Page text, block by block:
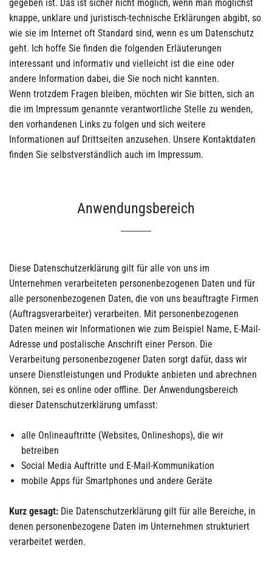
gegeben ist. Das ist sicher nicht möglich, wenn man möglichst
knappe, unklare und juristisch-technische Erklärungen abgibt, so
wie sie im Internet oft Standard sind, wenn es um Datenschutz
geht. Ich hoffe Sie finden die folgenden Erläuterungen
interessant und informativ und vielleicht ist die eine oder
andere Information dabei, die Sie noch nicht kannten.
Wenn trotzdem Fragen bleiben, möchten wir Sie bitten, sich an
die im Impressum genannte verantwortliche Stelle zu wenden,
den vorhandenen Links zu folgen und sich weitere
Informationen auf Drittseiten anzusehen. Unsere Kontaktdaten
finden Sie selbstverständlich auch im Impressum.
Anwendungsbereich
Diese Datenschutzerklärung gilt für alle von uns im
Unternehmen verarbeiteten personenbezogenen Daten und für
alle personenbezogenen Daten, die von uns beauftragte Firmen
(Auftragsverarbeiter) verarbeiten. Mit personenbezogenen
Daten meinen wir Informationen wie zum Beispiel Name, E-Mail-
Adresse und postalische Anschrift einer Person. Die
Verarbeitung personenbezogener Daten sorgt dafür, dass wir
unsere Dienstleistungen und Produkte anbieten und abrechnen
können, sei es online oder offline. Der Anwendungsbereich
dieser Datenschutzerklärung umfasst:
alle Onlineauftritte (Websites, Onlineshops), die wir
betreiben
Social Media Auftritte und E-Mail-Kommunikation
mobile Apps für Smartphones und andere Geräte
Kurz gesagt: Die Datenschutzerklärung gilt für alle Bereiche, in
denen personenbezogene Daten im Unternehmen strukturiert
verarbeitet werden.